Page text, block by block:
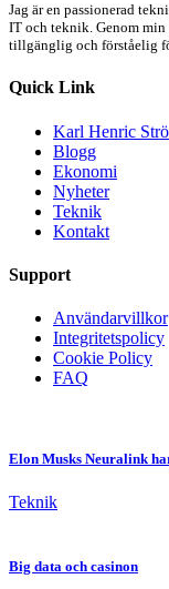
Jag är en passionerad
IT och teknik. Genom
tillgänglig och förståelig
Quick Link
Karl Henric
Blogg
Ekonomi
Nyheter
Teknik
Kontakt
Support
Användarvillkor
Integritetspolicy
Cookie Policy
FAQ
Elon Musks Neuralink
Teknik
Big data och casinon